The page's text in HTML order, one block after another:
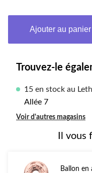
à
Ajouter au panier
Trouvez-le
15 en stock au
Allée 7
Voir d'autres magasins
Il
Ballon en